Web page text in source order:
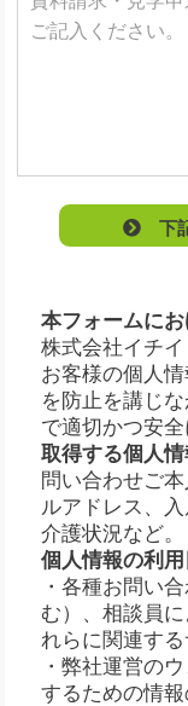
下記
本フォームに
株式会社イチ
お客様の個人
を防止を講じ
で適切かつ安全
取得する個人情
問い合わせご
ルアドレス、
介護状況など。
個人情報の利
・各種お問い
む）、相談員
れらに関連する
・弊社運営の
するための情報